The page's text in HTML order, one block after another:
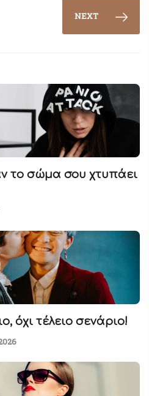
NEXT
το σώμα σου χτυπάει
όχι τέλειο σενάριο!